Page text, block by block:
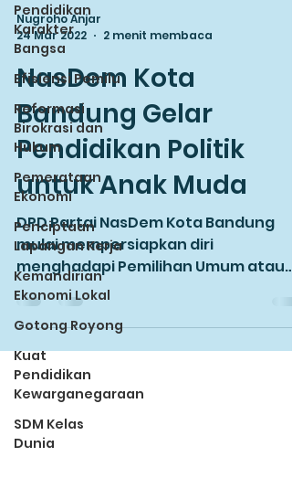
Pendidikan
Karakter
Bangsa
Efisiensi Pemilu
Reformasi
Birokrasi dan
Hukum
Pemerataan
Ekonomi
Penciptaan
Lapangan Kerja
Kemandirian
Ekonomi Lokal
Gotong Royong
Kuat
Pendidikan
Kewarganegaraan
SDM Kelas
Dunia
Nugroho Anjar
24 Mar 2022
2 menit membaca
NasDem Kota
Bandung Gelar
Pendidikan Politik
untuk Anak Muda
DPD Partai NasDem Kota Bandung
mulai mempersiapkan diri
menghadapi Pemilihan Umum atau
Pemilu 2024. Persiapan tersebut